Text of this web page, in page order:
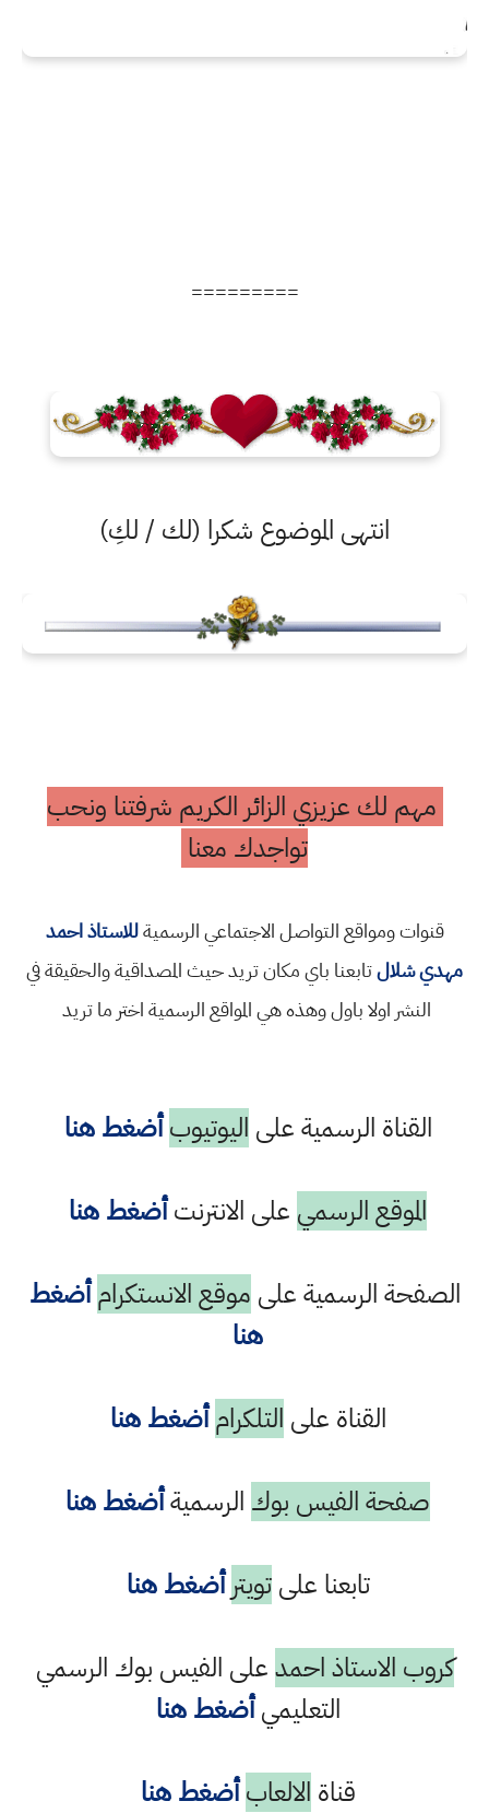
=========
انتهى الموضوع شكرا (لك / لكِ)
مهم لك عزيزي الزائر الكريم شرفتنا ونحب
تواجدك معنا
قنوات ومواقع التواصل الاجتماعي الرسميةللاستاذ احمد
مهدي شلالتابعنا باي مكان تريد حيث المصداقية والحقيقة في
النشر اولا باول وهذه هي المواقع الرسمية اختر ما تريد
القناة الرسمية على اليوتيوب أضغط هنا
الموقع الرسمي على الانترنتأضغط هنا
الصفحة الرسمية على موقع الانستكرام أضغط
هنا
القناة على التلكرام أضغط هنا
صفحة الفيس بوك الرسميةأضغط هنا
تابعنا علىتويتر أضغط هنا
كروب الاستاذ احمدعلى الفيس بوك الرسمي
التعليميأضغط هنا
قناة الالعاب أضغط هنا